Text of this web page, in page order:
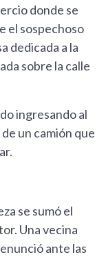
donde se
el sospechoso
dedicada a la
sobre la calle
ingresando al
un camión que
se sumó el
Una vecina
ante las